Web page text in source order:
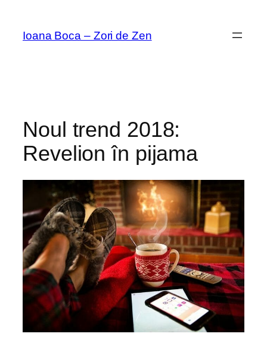
conținut
Ioana Boca – Zori de Zen
Noul trend 2018:
Revelion în pijama